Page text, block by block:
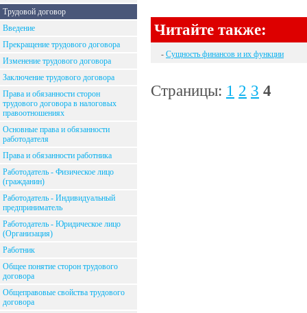
Трудовой договор
Введение
Прекращение трудового договора
Изменение трудового договора
Заключение трудового договора
Права и обязанности сторон
трудового договора в налоговых
правоотношениях
Основные права и обязанности
работодателя
Права и обязанности работника
Работодатель - Физическое лицо
(гражданин)
Работодатель - Индивидуальный
предприниматель
Работодатель - Юридическое лицо
(Организация)
Работник
Общее понятие сторон трудового
договора
Общеправовые свойства трудового
договора
Читайте также:
- Сущность финансов и их функции
Страницы: 1 2 3 4